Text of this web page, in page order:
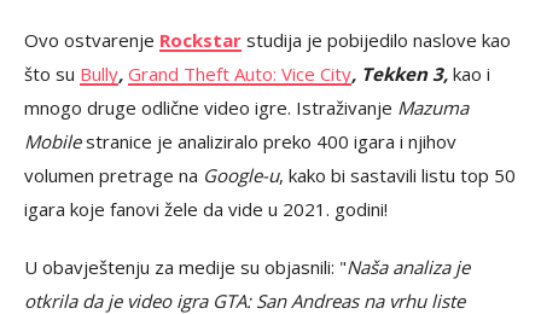
Ovo ostvarenje Rockstar studija je pobijedilo naslove kao
što su Bully, Grand Theft Auto: Vice City, Tekken 3, kao i
mnogo druge odlične video igre. Istraživanje Mazuma
Mobilestranice je analiziralo preko 400 igara i njihov
volumen pretrage na Google-u, kako bi sastavili listu top 50
igara koje fanovi žele da vide u 2021. godini!
U obavještenju za medije su objasnili: "Naša analiza je
otkrila da je video igra GTA: San Andreas na vrhu liste